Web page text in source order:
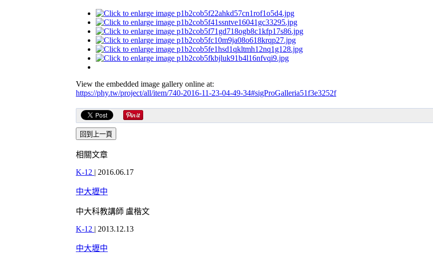
View the embedded image gallery online at:
https://phy.tw/project/all/item/740-2016-11-23-04-49-34#sigProGalleria51f3e3252f
相關文章
K-12 | 2016.06.17
中大壢中
中大科教講師 盧楷文
K-12 | 2013.12.13
中大壢中